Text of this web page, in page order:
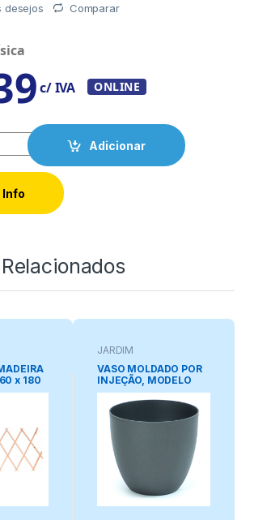
desejos Comparar
c/ IVA ONLINE
Adicionar
Info
x 180
JARDIM
VASO MOLDADO POR
INJEÇÃO, MODELO
TIGELA, COR
ANTRACITA, Ø38 cm